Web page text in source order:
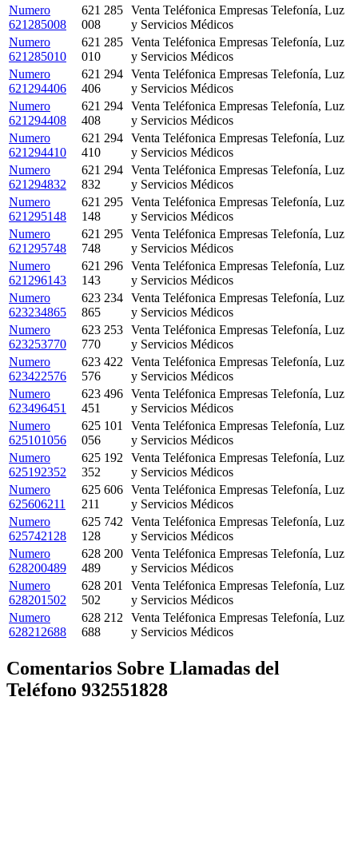
Numero
621285008
621 285
008
Venta Teléfonica Empresas Telefonía, Luz
y Servicios Médicos
Numero
621285010
621 285
010
Venta Teléfonica Empresas Telefonía, Luz
y Servicios Médicos
Numero
621294406
621 294
406
Venta Teléfonica Empresas Telefonía, Luz
y Servicios Médicos
Numero
621294408
621 294
408
Venta Teléfonica Empresas Telefonía, Luz
y Servicios Médicos
Numero
621294410
621 294
410
Venta Teléfonica Empresas Telefonía, Luz
y Servicios Médicos
Numero
621294832
621 294
832
Venta Teléfonica Empresas Telefonía, Luz
y Servicios Médicos
Numero
621295148
621 295
148
Venta Teléfonica Empresas Telefonía, Luz
y Servicios Médicos
Numero
621295748
621 295
748
Venta Teléfonica Empresas Telefonía, Luz
y Servicios Médicos
Numero
621296143
621 296
143
Venta Teléfonica Empresas Telefonía, Luz
y Servicios Médicos
Numero
623234865
623 234
865
Venta Teléfonica Empresas Telefonía, Luz
y Servicios Médicos
Numero
623253770
623 253
770
Venta Teléfonica Empresas Telefonía, Luz
y Servicios Médicos
Numero
623422576
623 422
576
Venta Teléfonica Empresas Telefonía, Luz
y Servicios Médicos
Numero
623496451
623 496
451
Venta Teléfonica Empresas Telefonía, Luz
y Servicios Médicos
Numero
625101056
625 101
056
Venta Teléfonica Empresas Telefonía, Luz
y Servicios Médicos
Numero
625192352
625 192
352
Venta Teléfonica Empresas Telefonía, Luz
y Servicios Médicos
Numero
625606211
625 606
211
Venta Teléfonica Empresas Telefonía, Luz
y Servicios Médicos
Numero
625742128
625 742
128
Venta Teléfonica Empresas Telefonía, Luz
y Servicios Médicos
Numero
628200489
628 200
489
Venta Teléfonica Empresas Telefonía, Luz
y Servicios Médicos
Numero
628201502
628 201
502
Venta Teléfonica Empresas Telefonía, Luz
y Servicios Médicos
Numero
628212688
628 212
688
Venta Teléfonica Empresas Telefonía, Luz
y Servicios Médicos
Comentarios Sobre Llamadas del
Teléfono 932551828